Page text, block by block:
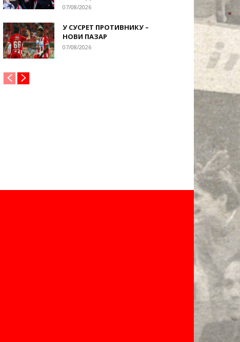
07/08/2026
У СУСРЕТ ПРОТИВНИКУ –
НОВИ ПАЗАР
07/08/2026